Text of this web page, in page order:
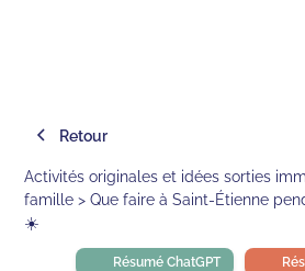
Retour
Activités originales et idées sorties
famille > Que faire à Saint-Étienne
☀️
Résumé ChatGPT